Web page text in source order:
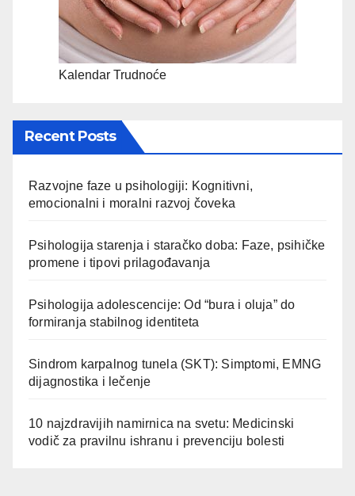
Kalendar Trudnoće
Recent Posts
Razvojne faze u psihologiji: Kognitivni,
emocionalni i moralni razvoj čoveka
Psihologija starenja i staračko doba: Faze, psihičke
promene i tipovi prilagođavanja
Psihologija adolescencije: Od “bura i oluja” do
formiranja stabilnog identiteta
Sindrom karpalnog tunela (SKT): Simptomi, EMNG
dijagnostika i lečenje
10 najzdravijih namirnica na svetu: Medicinski
vodič za pravilnu ishranu i prevenciju bolesti